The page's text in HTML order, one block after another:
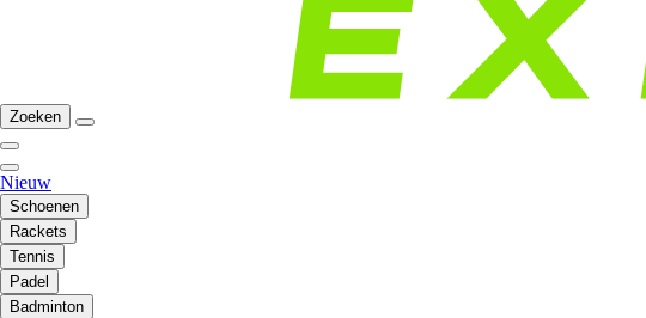
Zoeken
Nieuw
Schoenen
Rackets
Tennis
Padel
Badminton